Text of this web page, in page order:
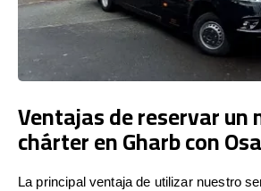
Ventajas de reservar un
chárter en Gharb con
La principal ventaja de utilizar nuestro